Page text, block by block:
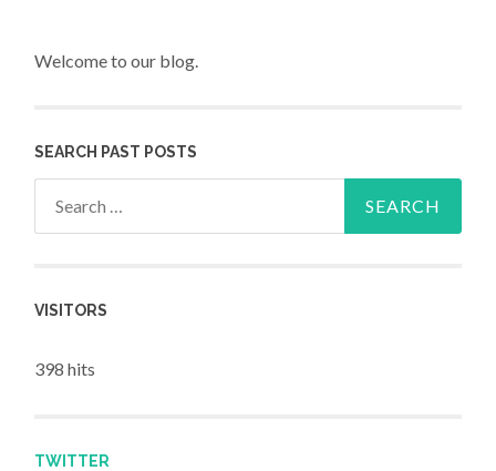
Welcome to our blog.
SEARCH PAST POSTS
VISITORS
398 hits
TWITTER